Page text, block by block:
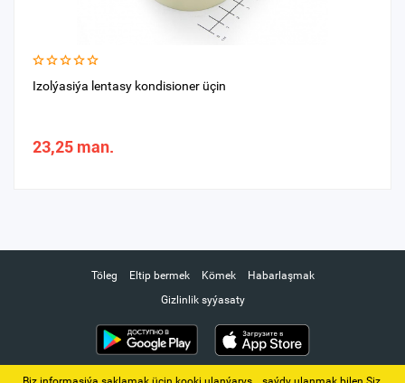
Izolýasiýa lentasy kondisioner üçin
23,25 man.
Töleg Eltip bermek Kömek
Habarlaşmak
Gizlinlik syýasaty